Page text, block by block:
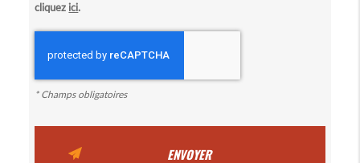
cliquezici.
* Champs obligatoires